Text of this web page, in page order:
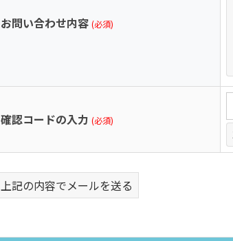
お問い合わせ内容 (必須)
確認コードの入力 (必須)
上記の内容でメールを送る